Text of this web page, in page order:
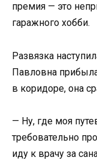
премия — это
гаражного хобби.
Развязка
Павловна
в коридоре, она
— Ну, где моя
требовательно
иду к врачу за